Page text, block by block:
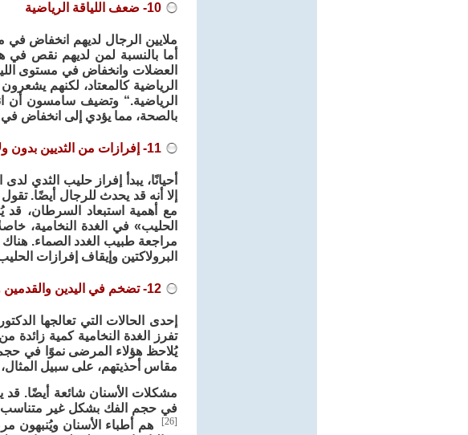
10- ضعف اللياقة الرياضية
ملايين الرجال لديهم انخفاض
أما بالنسبة لمن لديهم نقص في
العضلات وانخفاض في مستوى
الرياضية كالمعتاد، لكنهم
الرياضية.“ وتضيف سامسون أن
بالصحة، مما يؤدي إلى انخفاض في
11- إفرازات من الثديين بدون ولادة طفل
أحيانًا، يبدأ إفراز حليب الثدي
إلا أنه قد يحدث للرجال أيضًا.
مع أهمية استبعاد السرطان، قد
الحليب» في الغدة النخامية،
مراجعة طبيب الغدد الصماء.
البرولاكتين وإيقاف إفرازات
12- تضخم في اليدين والقدمين واتساع الفجوات بين الأسنان.
إحدى الحالات التي تعالجها
تفرز الغدة النخامية كمية
يُلاحظ هؤلاء المرضى نموًا في حجم
مقاس أحذيتهم، على سبيل
مشكلات الأسنان شائعة أيضًا.
في حجم الفك بشكل غير متناسب.
[26]
هم أطباء الأسنان ويُنبهون